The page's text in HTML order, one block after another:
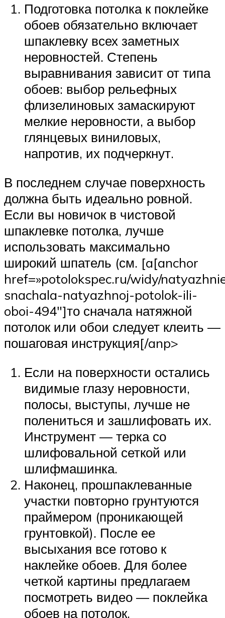
Подготовка потолка к поклейке
обоев обязательно включает
шпаклевку всех заметных
неровностей. Степень
выравнивания зависит от типа
обоев: выбор рельефных
флизелиновых замаскируют
мелкие неровности, а выбор
глянцевых виниловых,
напротив, их подчеркнут.
В последнем случае поверхность
должна быть идеально ровной.
Если вы новичок в чистовой
шпаклевке потолка, лучше
использовать максимально
широкий шпатель (см. [a[anchor
href=»potolokspec.ru/widy/
snachala-natyazhnoj-potolok-ili-
oboi-494″]то сначала натяжной
потолок или обои следует клеить —
пошаговая инструкция[/anp>
Если на поверхности остались
видимые глазу неровности,
полосы, выступы, лучше не
полениться и зашлифовать их.
Инструмент — терка со
шлифовальной сеткой или
шлифмашинка.
Наконец, прошпаклеванные
участки повторно грунтуются
праймером (проникающей
грунтовкой). После ее
высыхания все готово к
наклейке обоев. Для более
четкой картины предлагаем
посмотреть видео — поклейка
обоев на потолок.